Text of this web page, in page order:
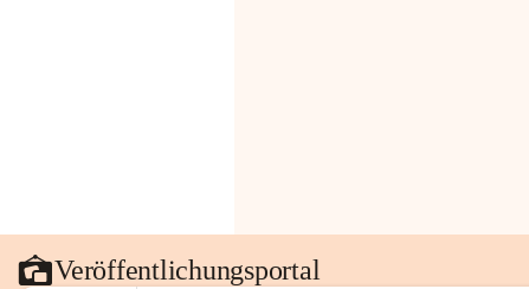
Veröffentlichungsportal